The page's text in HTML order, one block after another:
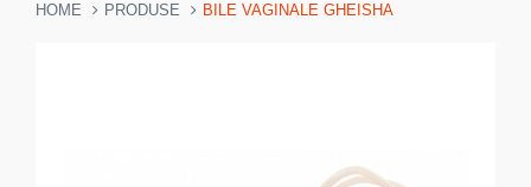
HOME PRODUSE BILE VAGINALE GHEISHA